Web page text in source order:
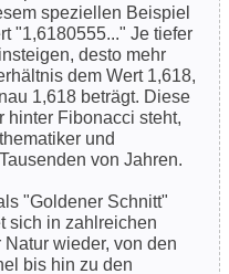
speziellen Beispiel
"1,6180555..." Je tiefer
desto mehr
dem Wert 1,618,
1,618 beträgt. Diese
hinter Fibonacci steht,
und
von Jahren.
"Goldener Schnitt"
sich in zahlreichen
wieder, von den
bis hin zu den